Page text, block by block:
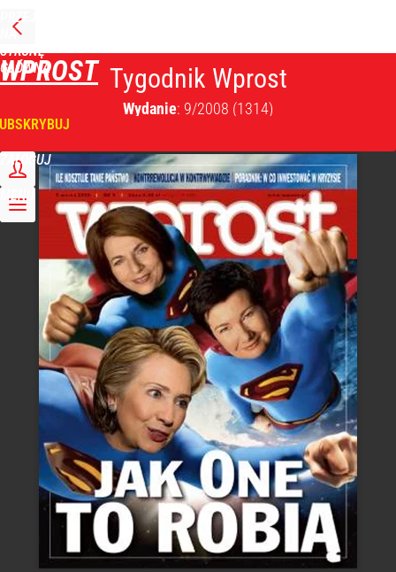
PRZEJDŹ
NA
STRONĘ
GŁÓWNĄ
WPROST
ZALOGUJ
MENU
Tygodnik Wprost
Wydanie: 9/2008 (1314)